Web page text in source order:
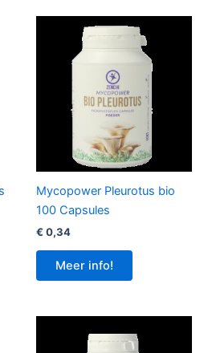
Mycopower Pleurotus bio
100 Capsules
€ 0,34
Meer info!